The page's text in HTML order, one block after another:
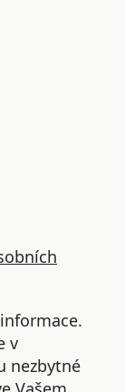
v
nezbytné